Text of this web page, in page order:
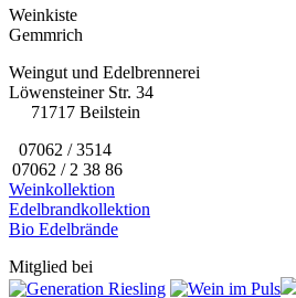
Weinkiste
Gemmrich
Weingut und Edelbrennerei
Löwensteiner Str. 34
71717 Beilstein
07062 / 3514
07062 / 2 38 86
Weinkollektion
Edelbrandkollektion
Bio Edelbrände
Mitglied bei